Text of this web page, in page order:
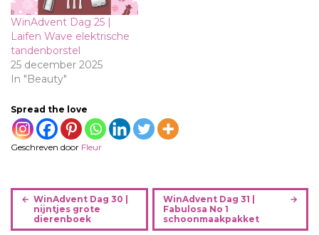
WinAdvent Dag 25 |
Laifen Wave elektrische
tandenborstel
25 december 2025
In "Beauty"
Spread the love
Geschreven door Fleur
B
r
WinAdvent Dag 30 |
nijntjes grote
dierenboek
WinAdvent Dag 31 |
Fabulosa No 1
schoonmaakpakket